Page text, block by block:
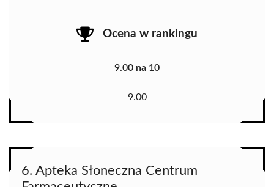
Ocena w rankingu
9.00 na 10
9.00
6. Apteka Słoneczna Centrum